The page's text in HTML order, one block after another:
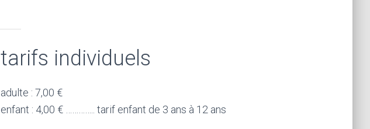
tarifs individuels
adulte : 7,00 €
enfant : 4,00 € ………….. tarif enfant de 3 ans à 12 ans